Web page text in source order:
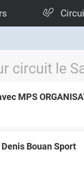
circuit le
MPS
Bouan Sport